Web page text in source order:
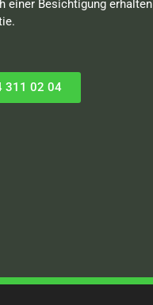
einer Besichtigung erhalten
311 02 04